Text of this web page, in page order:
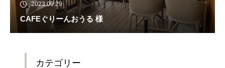
2023.09.29
CAFEぐりーんおうる 様
カテゴリー